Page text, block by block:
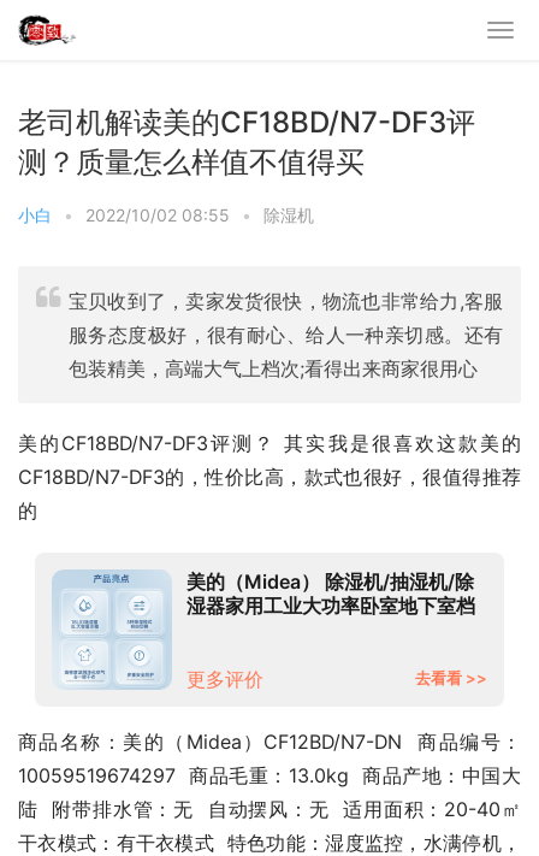
老司机解读美的CF18BD/N7-DF3评
测？质量怎么样值不值得买
小白 • 2022/10/02 08:55 • 除湿机
宝贝收到了，卖家发货很快，物流也非常给力,客服
服务态度极好，很有耐心、给人一种亲切感。还有
包装精美，高端大气上档次;看得出来商家很用心
美的CF18BD/N7-DF3评测？ 其实我是很喜欢这款美的
CF18BD/N7-DF3的，性价比高，款式也很好，很值得推荐
的
美的（Midea） 除湿机/抽湿机/除
湿器家用工业大功率卧室地下室档
（40m2内）
更多评价 去看看 >>
商品名称：美的（Midea）CF12BD/N7-DN  商品编号：
10059519674297  商品毛重：13.0kg  商品产地：中国大
陆  附带排水管：无  自动摆风：无  适用面积：20-40㎡
干衣模式：有干衣模式  特色功能：湿度监控，水满停机，